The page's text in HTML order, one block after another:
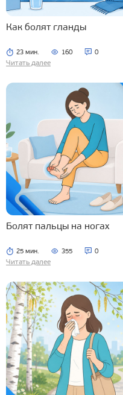
Как болят гланды
23 мин. 160 0
Читать далее
Болят пальцы на ногах
25 мин. 355 0
Читать далее